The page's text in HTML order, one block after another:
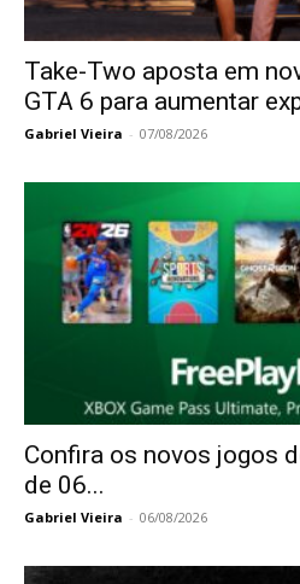
Take-Two aposta em
GTA 6 para aumentar
Gabriel Vieira - 07/08/2026
Confira os novos jogos
de 06...
Gabriel Vieira - 06/08/2026